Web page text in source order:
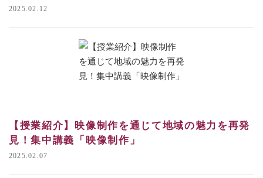
2025.02.12
【授業紹介】映像制作を通じて地域の魅力を再発
見！集中講義「映像制作」
2025.02.07